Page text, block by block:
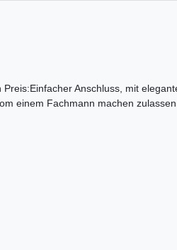
Anschluss, mit
einem Fachmann machen